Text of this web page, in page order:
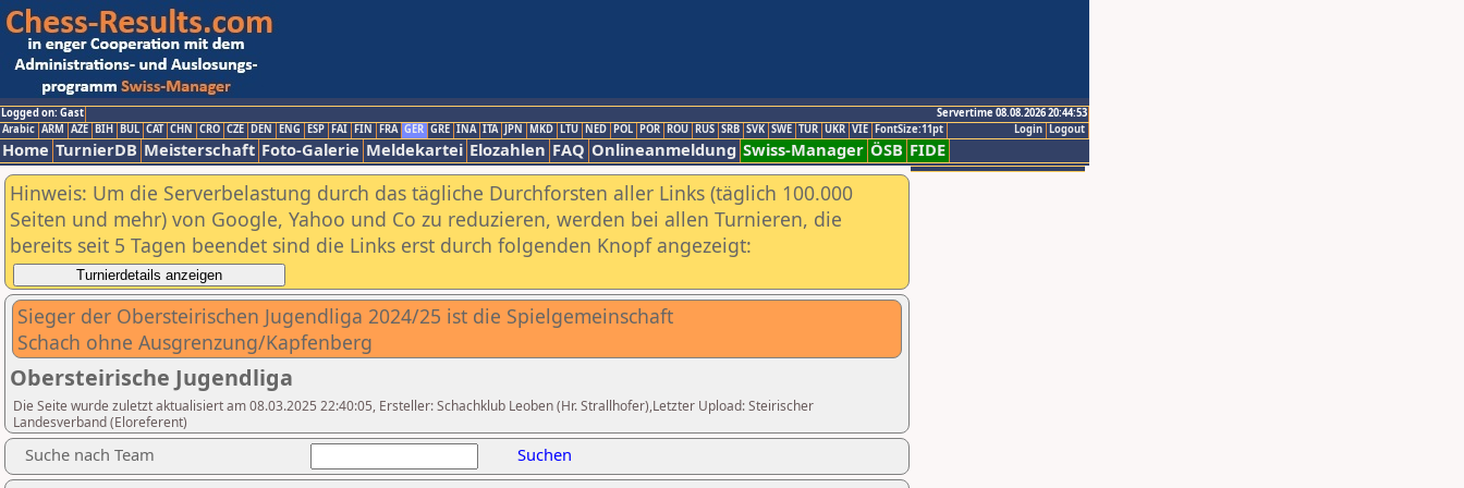
Logged on: Gast
Servertime 08.08.2026 20:44:53
Logout
Login
Arabic ARM AZE BIH BUL CAT CHN CRO CZE DEN ENG ESP FAI FIN FRA GER GRE INA ITA JPN MKD LTU NED POL POR ROU RUS SRB SVK SWE TUR UKR VIE FontSize:11pt
Home TurnierDB Meisterschaft Foto-Galerie Meldekartei Elozahlen FAQ Onlineanmeldung Swiss-Manager ÖSB FIDE
Hinweis: Um die Serverbelastung durch das tägliche Durchforsten aller Links (täglich 100.000
Seiten und mehr) von Google, Yahoo und Co zu reduzieren, werden bei allen Turnieren, die
bereits seit 5 Tagen beendet sind die Links erst durch folgenden Knopf angezeigt:
Sieger der Obersteirischen Jugendliga 2024/25 ist die Spielgemeinschaft
Schach ohne Ausgrenzung/Kapfenberg
Obersteirische Jugendliga
Die Seite wurde zuletzt aktualisiert am 08.03.2025 22:40:05, Ersteller: Schachklub Leoben (Hr. Strallhofer),Letzter Upload: Steirischer
Landesverband (Eloreferent)
Suche nach Team Suchen